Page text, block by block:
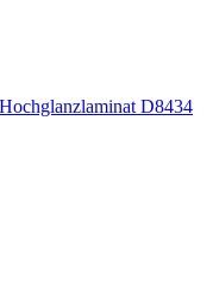
D8434